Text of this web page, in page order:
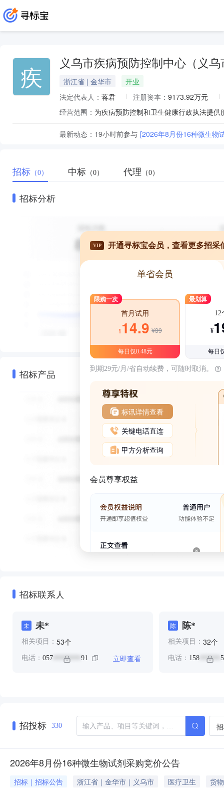
疾 义乌市疾病预防控制中心（义
浙江省 | 金华市
开业
法定代表人： 蒋君 注册资本： 9173.92万元
经营范围：
最新动态： 19小时前参与 [2026年8月份16种微生物
招标 （0） 中标 （0） 代理 （0）
招标分析
招标产品
VIP 开通寻标宝会员，查看更多招采
单省会员
限购一次
首月试用
¥14.9 ¥39
每日仅0.48元
最划算
12
¥
每日
到期29元/月/省自动续费，可随时取消。
标讯详情查看
关键电话直连
甲方分析查询
会员尊享权益
招标联系人
未 未*
相关项目： 53个
电话： 057 ******** 91 立即查看
陈 陈*
相关项目： 32个
电话： 158******
招投标 330
2026年8月份16种微生物试剂采购竞价公告
招标｜招标公告 浙江省｜金华市｜义乌市 医疗卫生
货物